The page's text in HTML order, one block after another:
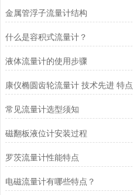
金属管浮子流量计结构
什么是容积式流量计？
液体流量计的使用步骤
康仪椭圆齿轮流量计 技术先进 特
常见流量计选型须知
磁翻板液位计安装过程
罗茨流量计性能特点
电磁流量计有哪些特点？